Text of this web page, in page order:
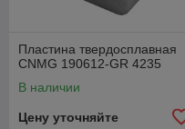
Пластина твердосплавная
CNMG 190612-GR 4235
В наличии
Цену уточняйте